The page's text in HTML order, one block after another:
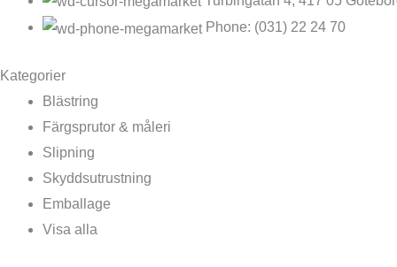
Phone: (031) 22 24 70
Kategorier
Blästring
Färgsprutor & måleri
Slipning
Skyddsutrustning
Emballage
Visa alla